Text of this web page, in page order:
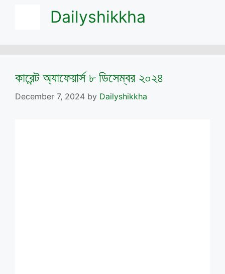
Dailyshikkha
কারেন্ট অ্যাফেয়ার্স ৮ ডিসেম্বর ২০২৪
December 7, 2024 by Dailyshikkha